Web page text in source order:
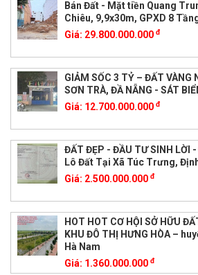
Bán Đất - Mặt tiền Quang
Chiêu, 9,9x30m, GPXD 8
Giá: 29.800.000.000 đ
GIẢM SỐC 3 TỶ – ĐẤT VÀNG
SƠN TRÀ, ĐẦ NẴNG - SÁT
Giá: 12.700.000.000 đ
ĐẤT ĐẸP - ĐẦU TƯ SINH LỜI
Lô Đất Tại Xã Túc Trưng,
Giá: 2.500.000.000 đ
HOT HOT CƠ HỘI SỞ HỮU
KHU ĐÔ THỊ HƯNG HÒA –
Hà Nam
Giá: 1.360.000.000 đ